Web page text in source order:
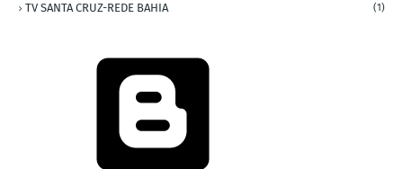
TV SANTA CRUZ-REDE BAHIA (1)